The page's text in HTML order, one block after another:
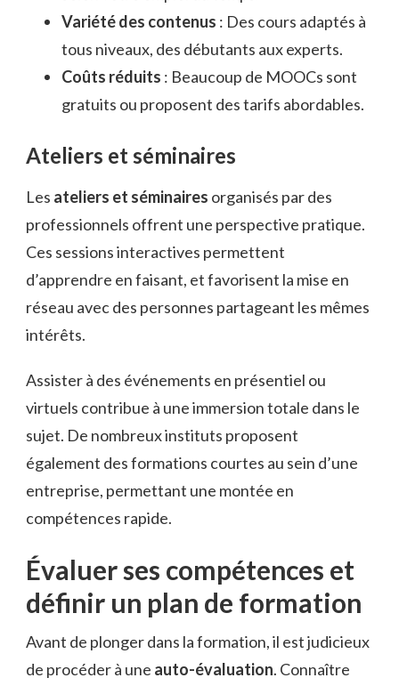
Variété des contenus : Des cours adaptés à
tous niveaux, des débutants aux experts.
Coûts réduits : Beaucoup de MOOCs sont
gratuits ou proposent des tarifs abordables.
Ateliers et séminaires
Les ateliers et séminaires organisés par des
professionnels offrent une perspective pratique.
Ces sessions interactives permettent
d’apprendre en faisant, et favorisent la mise en
réseau avec des personnes partageant les mêmes
intérêts.
Assister à des événements en présentiel ou
virtuels contribue à une immersion totale dans le
sujet. De nombreux instituts proposent
également des formations courtes au sein d’une
entreprise, permettant une montée en
compétences rapide.
Évaluer ses compétences et
définir un plan de formation
Avant de plonger dans la formation, il est judicieux
de procéder à une auto-évaluation. Connaître